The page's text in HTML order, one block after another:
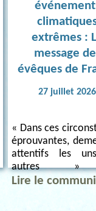
extrêmes :
message
évêques de
27 juillet 2026
« Dans ces
éprouvantes,
attentifs les
autres
Lire le